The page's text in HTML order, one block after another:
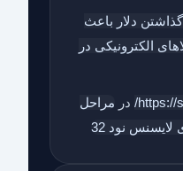
گذاشتن دلار باعث
الکترونیکی در
https:// در مراحل
نود 32